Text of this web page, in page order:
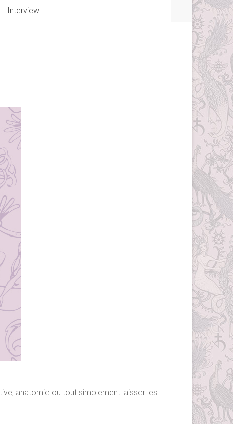
Interview
anatomie ou tout simplement laisser les